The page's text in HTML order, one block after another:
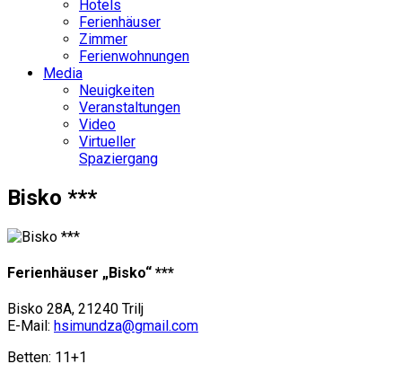
Hotels
Ferienhäuser
Zimmer
Ferienwohnungen
Media
Neuigkeiten
Veranstaltungen
Video
Virtueller
Spaziergang
Bisko ***
Ferienhäuser „Bisko“ ***
Bisko 28A, 21240 Trilj
E-Mail: hsimundza@gmail.com
Betten: 11+1